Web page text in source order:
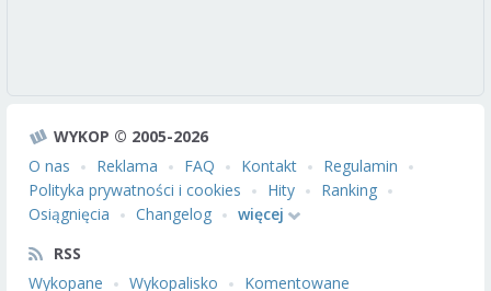
WYKOP © 2005-2026
O nas
Reklama FAQ Kontakt
Regulamin
Polityka prywatności i cookies
Hity
Ranking
Osiągnięcia
Changelog
więcej
RSS
Wykopane
Wykopalisko Komentowane